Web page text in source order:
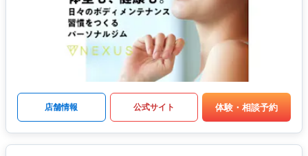
店舗情報 公式サイト 体験・相談予約